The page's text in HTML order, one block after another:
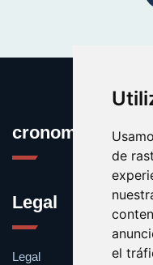
de
el
cronometro.es
Legal
Legal